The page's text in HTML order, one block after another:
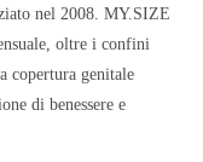
nel 2008. MY.SIZE
oltre i confini
copertura genitale
di benessere e